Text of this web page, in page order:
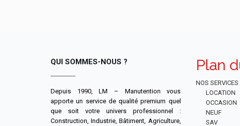
QUI SOMMES-NOUS ?
Depuis 1990, LM – Manutention vous
apporte un service de qualité premium quel
que soit votre univers professionnel :
Construction, Industrie, Bâtiment, Agriculture,
Plan
NOS SERVICES
LOCATION
OCCASION
NEUF
SAV